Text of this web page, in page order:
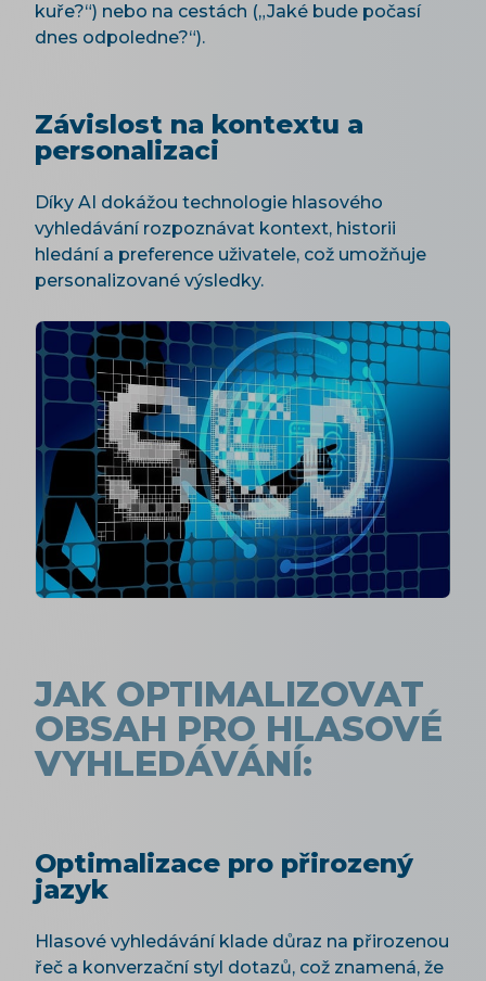
kuře?“) nebo na cestách („Jaké bude počasí
dnes odpoledne?“).
Závislost na kontextu a
personalizaci
Díky AI dokážou technologie hlasového
vyhledávání rozpoznávat kontext, historii
hledání a preference uživatele, což umožňuje
personalizované výsledky.
JAK OPTIMALIZOVAT
OBSAH PRO HLASOVÉ
VYHLEDÁVÁNÍ:
Optimalizace pro přirozený
jazyk
Hlasové vyhledávání klade důraz na přirozenou
řeč a konverzační styl dotazů, což znamená, že